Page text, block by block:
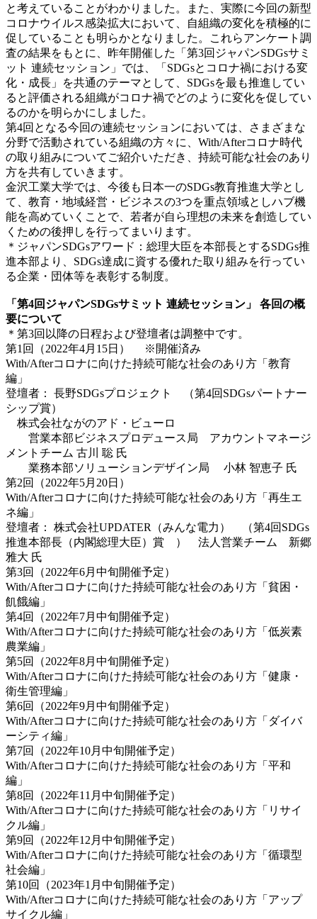
と考えていることがわかりました。また、実際に今回の新型
コロナウイルス感染拡大において、自組織の変化を積極的に
促していることも明らかとなりました。これらアンケート調
査の結果をもとに、昨年開催した「第3回ジャパンSDGsサミ
ット 連続セッション」では、「SDGsとコロナ禍における変
化・成長」を共通のテーマとして、SDGsを最も推進してい
ると評価される組織がコロナ禍でどのように変化を促してい
るのかを明らかにしました。
第4回となる今回の連続セッションにおいては、さまざまな
分野で活動されている組織の方々に、With/Afterコロナ時代
の取り組みについてご紹介いただき、持続可能な社会のあり
方を共有していきます。
金沢工業大学では、今後も日本一のSDGs教育推進大学とし
て、教育・地域経営・ビジネスの3つを重点領域としハブ機
能を高めていくことで、若者が自ら理想の未来を創造してい
くための後押しを行ってまいります。
＊ジャパンSDGsアワード：総理大臣を本部長とするSDGs推
進本部より、SDGs達成に資する優れた取り組みを行ってい
る企業・団体等を表彰する制度。
「第4回ジャパンSDGsサミット 連続セッション」 各回の概
要について
＊第3回以降の日程および登壇者は調整中です。
第1回（2022年4月15日） ※開催済み
With/Afterコロナに向けた持続可能な社会のあり方「教育
編」
登壇者： 長野SDGsプロジェクト （第4回SDGsパートナー
シップ賞）
株式会社ながのアド・ビューロ
営業本部ビジネスプロデュース局 アカウントマネージ
メントチーム 古川 聡 氏
業務本部ソリューションデザイン局 小林 智恵子 氏
第2回（2022年5月20日）
With/Afterコロナに向けた持続可能な社会のあり方「再生エ
ネ編」
登壇者： 株式会社UPDATER（みんな電力） （第4回SDGs
推進本部長（内閣総理大臣）賞 ） 法人営業チーム 新郷
雅大 氏
第3回（2022年6月中旬開催予定）
With/Afterコロナに向けた持続可能な社会のあり方「貧困・
飢餓編」
第4回（2022年7月中旬開催予定）
With/Afterコロナに向けた持続可能な社会のあり方「低炭素
農業編」
第5回（2022年8月中旬開催予定）
With/Afterコロナに向けた持続可能な社会のあり方「健康・
衛生管理編」
第6回（2022年9月中旬開催予定）
With/Afterコロナに向けた持続可能な社会のあり方「ダイバ
ーシティ編」
第7回（2022年10月中旬開催予定）
With/Afterコロナに向けた持続可能な社会のあり方「平和
編」
第8回（2022年11月中旬開催予定）
With/Afterコロナに向けた持続可能な社会のあり方「リサイ
クル編」
第9回（2022年12月中旬開催予定）
With/Afterコロナに向けた持続可能な社会のあり方「循環型
社会編」
第10回（2023年1月中旬開催予定）
With/Afterコロナに向けた持続可能な社会のあり方「アップ
サイクル編」